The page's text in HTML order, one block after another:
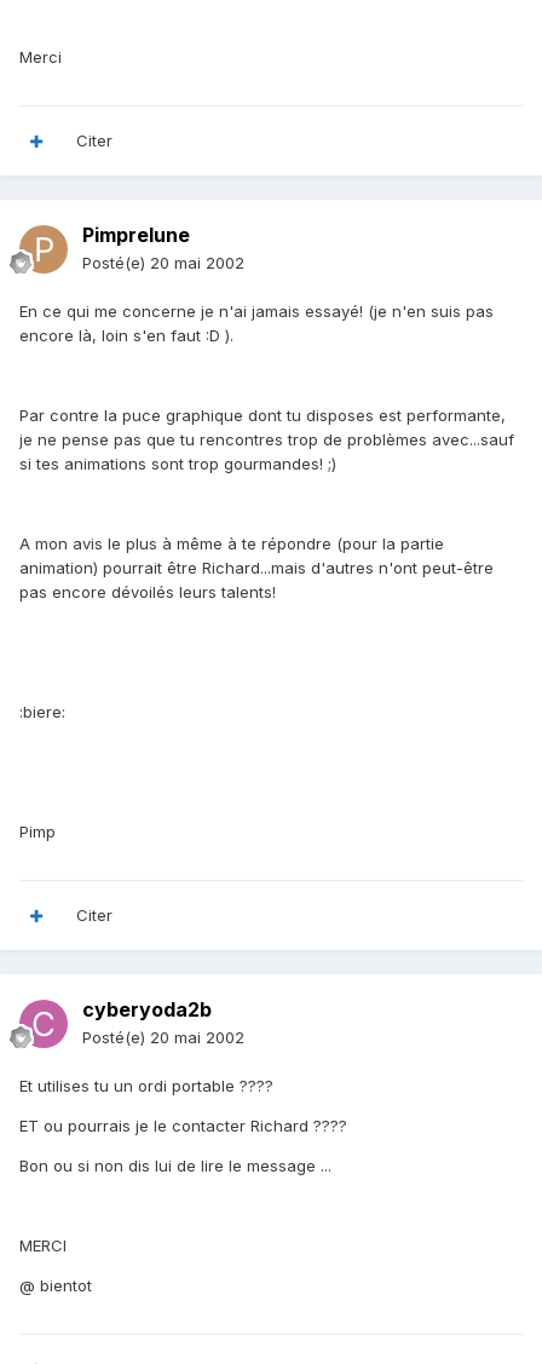
Merci
Citer
Pimprelune
Posté(e) 20 mai 2002
En ce qui me concerne je n'ai jamais essayé! (je n'en suis pas
encore là, loin s'en faut :D ).
Par contre la puce graphique dont tu disposes est performante,
je ne pense pas que tu rencontres trop de problèmes avec...sauf
si tes animations sont trop gourmandes! ;)
A mon avis le plus à même à te répondre (pour la partie
animation) pourrait être Richard...mais d'autres n'ont peut-être
pas encore dévoilés leurs talents!
:biere:
Pimp
Citer
cyberyoda2b
Posté(e) 20 mai 2002
Et utilises tu un ordi portable ????
ET ou pourrais je le contacter Richard ????
Bon ou si non dis lui de lire le message ...
MERCI
@ bientot